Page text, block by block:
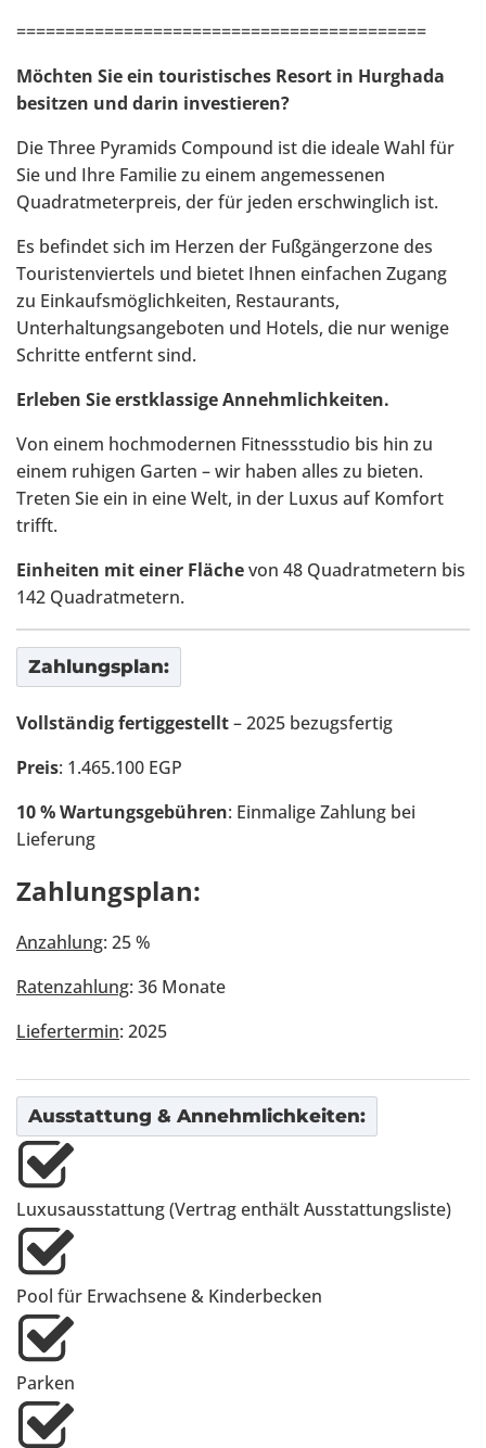
==========================================
Möchten Sie ein touristisches Resort in Hurghada
besitzen und darin investieren?
Die Three Pyramids Compound ist die ideale Wahl für
Sie und Ihre Familie zu einem angemessenen
Quadratmeterpreis, der für jeden erschwinglich ist.
Es befindet sich im Herzen der Fußgängerzone des
Touristenviertels und bietet Ihnen einfachen Zugang
zu Einkaufsmöglichkeiten, Restaurants,
Unterhaltungsangeboten und Hotels, die nur wenige
Schritte entfernt sind.
Erleben Sie erstklassige Annehmlichkeiten.
Von einem hochmodernen Fitnessstudio bis hin zu
einem ruhigen Garten – wir haben alles zu bieten.
Treten Sie ein in eine Welt, in der Luxus auf Komfort
trifft.
Einheiten mit einer Flächevon 48 Quadratmetern bis
142 Quadratmetern.
Zahlungsplan:
Vollständig fertiggestellt– 2025 bezugsfertig
Preis: 1.465.100 EGP
10 % Wartungsgebühren: Einmalige Zahlung bei
Lieferung
Zahlungsplan:
Anzahlung: 25 %
Ratenzahlung: 36 Monate
Liefertermin: 2025
Ausstattung & Annehmlichkeiten:
Luxusausstattung (Vertrag enthält Ausstattungsliste)
Pool für Erwachsene & Kinderbecken
Parken